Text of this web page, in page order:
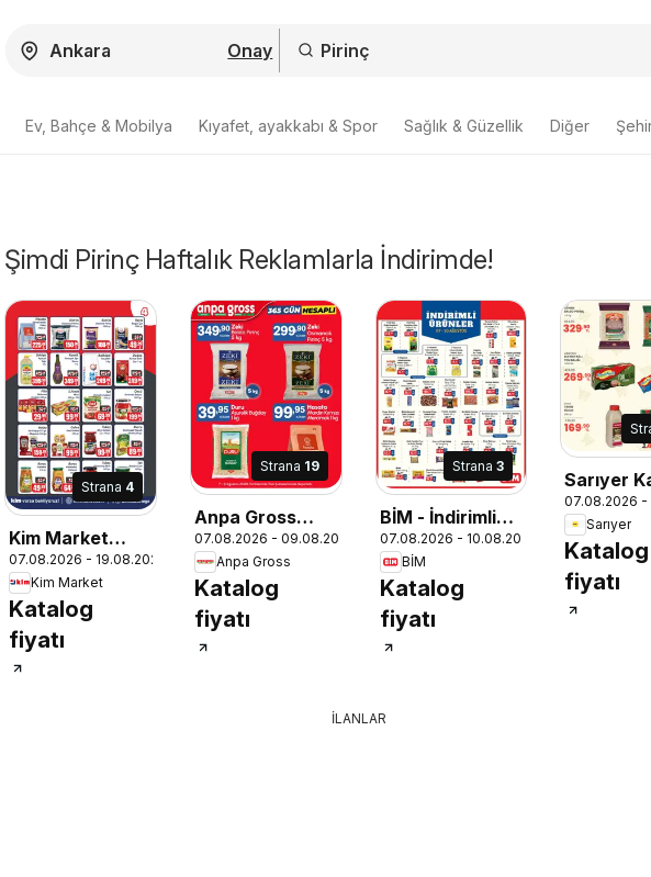
Onay
Ev, Bahçe & Mobilya Kıyafet, ayakkabı & Spor Sağlık & Güzellik Diğer
Şimdi Pirinç Haftalık Reklamlarla İndirimde!
Strana 4
Kim Market
Katalog
07.08.2026 - 19.08.2026
Kim Market
Katalog
fiyatı
Strana 19
Anpa Gross
Katalog
07.08.2026 - 09.08.2026
Anpa Gross
Katalog
fiyatı
Strana3
BİM - İndirimli
Ürünler
07.08.2026 - 10.08.2026
BİM
Katalog
fiyatı
Sarıyer
07.08.2026 -
Sarıyer
Katalog
fiyatı
İLANLAR